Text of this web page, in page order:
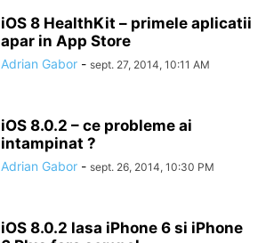
iOS 8 HealthKit – primele aplicatii
apar in App Store
Adrian Gabor - sept. 27, 2014, 10:11 AM
iOS 8.0.2 – ce probleme ai
intampinat ?
Adrian Gabor - sept. 26, 2014, 10:30 PM
iOS 8.0.2 lasa iPhone 6 si iPhone